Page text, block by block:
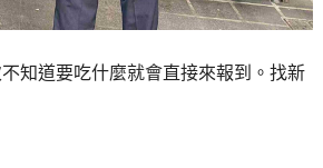
知道要吃什麼就會直接來報到。找新